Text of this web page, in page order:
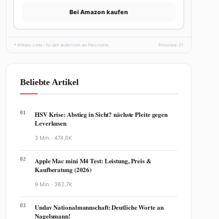
Bei Amazon kaufen
* Affiliate-Links – für dich ändert sich am Preis nichts. fhmonline-21
Beliebte Artikel
01
HSV Krise: Abstieg in Sicht? nächste Pleite gegen
Leverkusen
3 Min. ·474,6K
02
Apple Mac mini M4 Test: Leistung, Preis &
Kaufberatung (2026)
9 Min. · 382,7K
03
Undav Nationalmannschaft: Deutliche Worte an
Nagelsmann!